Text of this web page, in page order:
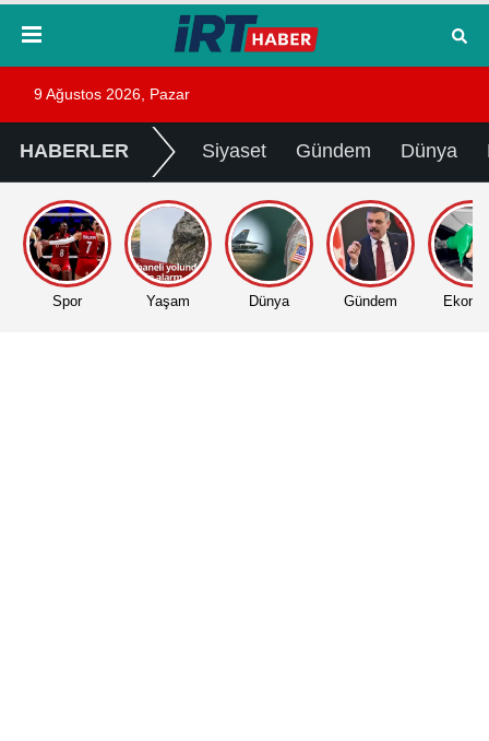
9 Ağustos 2026, Pazar
HABERLER Siyaset Gündem Dünya
Spor Yaşam Dünya Gündem